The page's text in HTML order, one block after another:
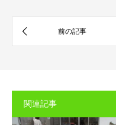
関連記事